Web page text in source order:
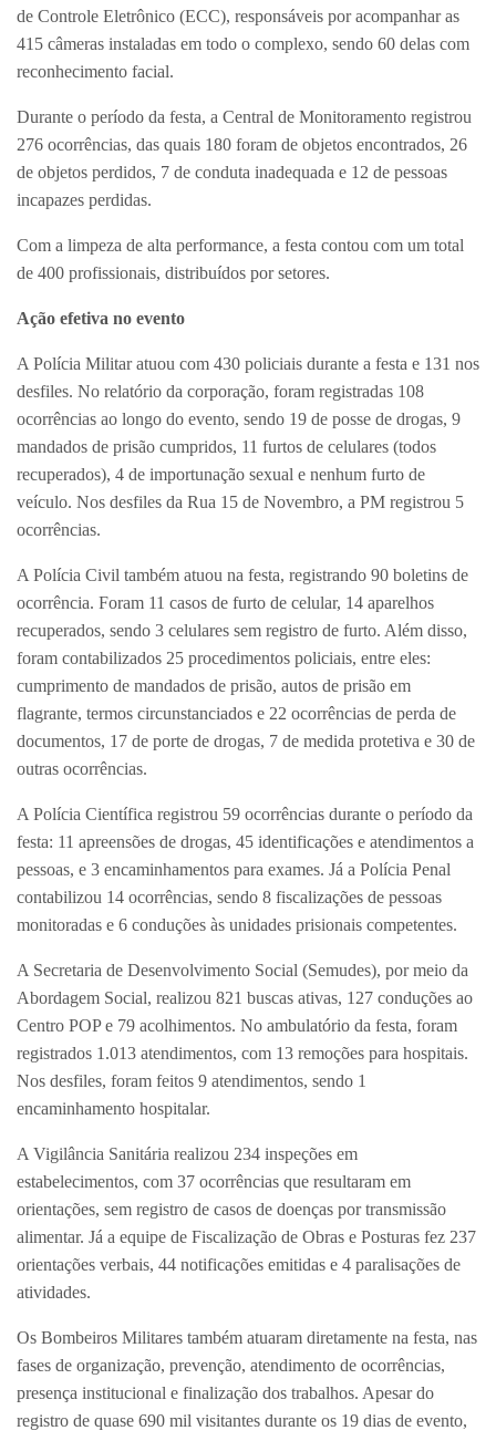
de Controle Eletrônico (ECC), responsáveis por acompanhar as
415 câmeras instaladas em todo o complexo, sendo 60 delas com
reconhecimento facial.
Durante o período da festa, a Central de Monitoramento registrou
276 ocorrências, das quais 180 foram de objetos encontrados, 26
de objetos perdidos, 7 de conduta inadequada e 12 de pessoas
incapazes perdidas.
Com a limpeza de alta performance, a festa contou com um total
de 400 profissionais, distribuídos por setores.
Ação efetiva no evento
A Polícia Militar atuou com 430 policiais durante a festa e 131 nos
desfiles. No relatório da corporação, foram registradas 108
ocorrências ao longo do evento, sendo 19 de posse de drogas, 9
mandados de prisão cumpridos, 11 furtos de celulares (todos
recuperados), 4 de importunação sexual e nenhum furto de
veículo. Nos desfiles da Rua 15 de Novembro, a PM registrou 5
ocorrências.
A Polícia Civil também atuou na festa, registrando 90 boletins de
ocorrência. Foram 11 casos de furto de celular, 14 aparelhos
recuperados, sendo 3 celulares sem registro de furto. Além disso,
foram contabilizados 25 procedimentos policiais, entre eles:
cumprimento de mandados de prisão, autos de prisão em
flagrante, termos circunstanciados e 22 ocorrências de perda de
documentos, 17 de porte de drogas, 7 de medida protetiva e 30 de
outras ocorrências.
A Polícia Científica registrou 59 ocorrências durante o período da
festa: 11 apreensões de drogas, 45 identificações e atendimentos a
pessoas, e 3 encaminhamentos para exames. Já a Polícia Penal
contabilizou 14 ocorrências, sendo 8 fiscalizações de pessoas
monitoradas e 6 conduções às unidades prisionais competentes.
A Secretaria de Desenvolvimento Social (Semudes), por meio da
Abordagem Social, realizou 821 buscas ativas, 127 conduções ao
Centro POP e 79 acolhimentos. No ambulatório da festa, foram
registrados 1.013 atendimentos, com 13 remoções para hospitais.
Nos desfiles, foram feitos 9 atendimentos, sendo 1
encaminhamento hospitalar.
A Vigilância Sanitária realizou 234 inspeções em
estabelecimentos, com 37 ocorrências que resultaram em
orientações, sem registro de casos de doenças por transmissão
alimentar. Já a equipe de Fiscalização de Obras e Posturas fez 237
orientações verbais, 44 notificações emitidas e 4 paralisações de
atividades.
Os Bombeiros Militares também atuaram diretamente na festa, nas
fases de organização, prevenção, atendimento de ocorrências,
presença institucional e finalização dos trabalhos. Apesar do
registro de quase 690 mil visitantes durante os 19 dias de evento,